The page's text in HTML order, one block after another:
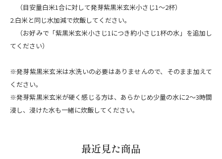
（目安量白米1合に対して発芽紫黒米玄米小さじ1～2杯）
2.白米と同じ水加減で炊飯してください。
（お好みで「紫黒米玄米小さじ1につき約小さじ1杯の水」を追加し
てください）
※発芽紫黒米玄米は水洗いの必要はありませんので、そのまま加えて
ください。
※発芽紫黒米玄米が硬く感じる方は、あらかじめ少量の水に2～3時間
浸し、浸けた水も一緒に炊飯してください。
最近見た商品